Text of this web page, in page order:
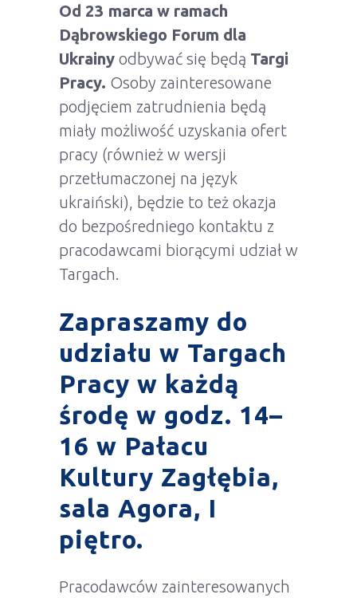
Od 23 marca w ramach
Dąbrowskiego Forum dla
Ukrainy odbywać się będą Targi
Pracy. Osoby zainteresowane
podjęciem zatrudnienia będą
miały możliwość uzyskania ofert
pracy (również w wersji
przetłumaczonej na język
ukraiński), będzie to też okazja
do bezpośredniego kontaktu z
pracodawcami biorącymi udział w
Targach.
Zapraszamy do
udziału w Targach
Pracy w każdą
środę w godz. 14–
16 w Pałacu
Kultury Zagłębia,
sala Agora, I
piętro.
Pracodawców zainteresowanych